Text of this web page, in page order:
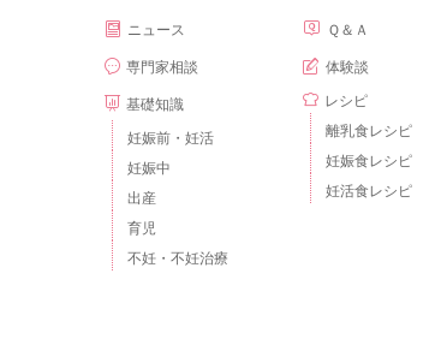
ニュース
専門家相談
基礎知識
妊娠前・妊活
妊娠中
出産
育児
不妊・不妊治療
Ｑ＆Ａ
体験談
レシピ
離乳食レシピ
妊娠食レシピ
妊活食レシピ